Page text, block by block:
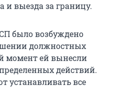
и выезда за границу.
было возбуждено
должностных
момент ей вынесли
действий.
устанавливать все